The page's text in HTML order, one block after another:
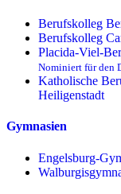
Berufskolleg
Berufskolleg
Placida-Viel-
Nominiert für den
Katholische
Heiligenstadt
Gymnasien
Engelsburg-